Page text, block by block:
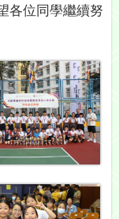
各位同學繼續努